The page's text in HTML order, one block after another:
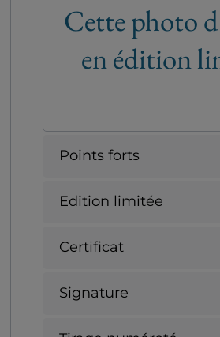
Cette photo
en édition
Points forts
Edition limitée
Certificat
Signature